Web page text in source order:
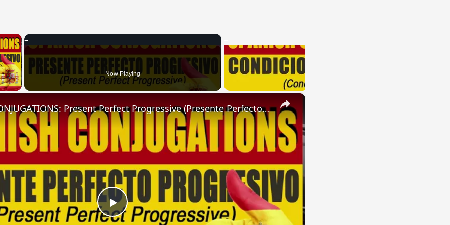
×
Video Now Playing
×
Play
SPANISH CONJUGATIONS: Present Perfect Progressive (Presente Perfecto Progresivo)